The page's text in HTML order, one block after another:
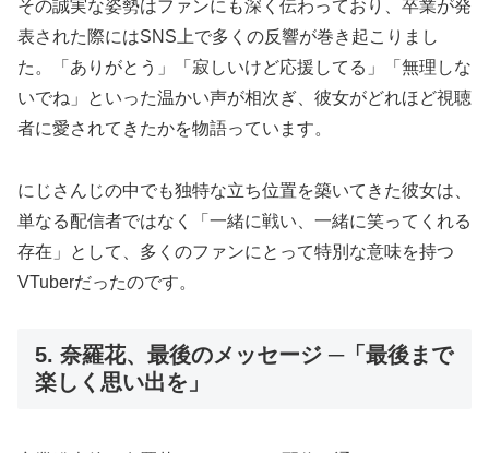
その誠実な姿勢はファンにも深く伝わっており、卒業が発
表された際にはSNS上で多くの反響が巻き起こりまし
た。「ありがとう」「寂しいけど応援してる」「無理しな
いでね」といった温かい声が相次ぎ、彼女がどれほど視聴
者に愛されてきたかを物語っています。
にじさんじの中でも独特な立ち位置を築いてきた彼女は、
単なる配信者ではなく「一緒に戦い、一緒に笑ってくれる
存在」として、多くのファンにとって特別な意味を持つ
VTuberだったのです。
5. 奈羅花、最後のメッセージ ─「最後まで
楽しく思い出を」